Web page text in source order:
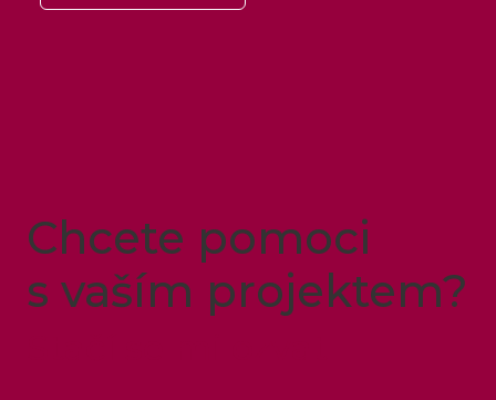
Chcete pomoci
s vaším projektem?